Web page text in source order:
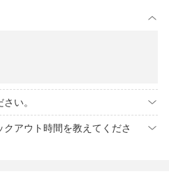
い。
アウト時間を教えてくださ